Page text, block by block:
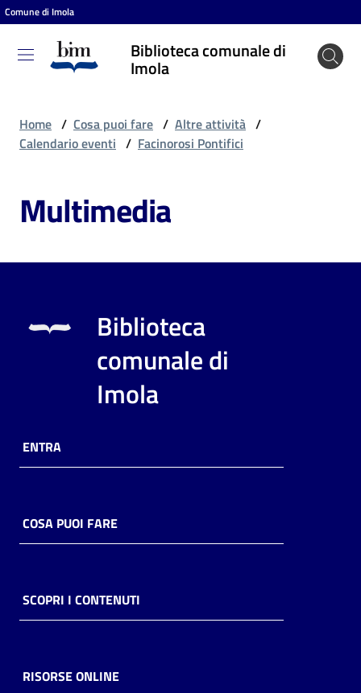
Vai al contenuto
Vai alla navigazione
Vai al footer
Comune di Imola
Biblioteca comunale di
Imola
Biblioteca
comunale
puoi
Risorse
online
Casa
Piani
storico
Home / Cosa puoi fare / Altre attività /
Calendario eventi / Facinorosi Pontifici
Multimedia
Biblioteca
comunale di
Imola
ENTRA
COSA PUOI FARE
SCOPRI I CONTENUTI
RISORSE ONLINE